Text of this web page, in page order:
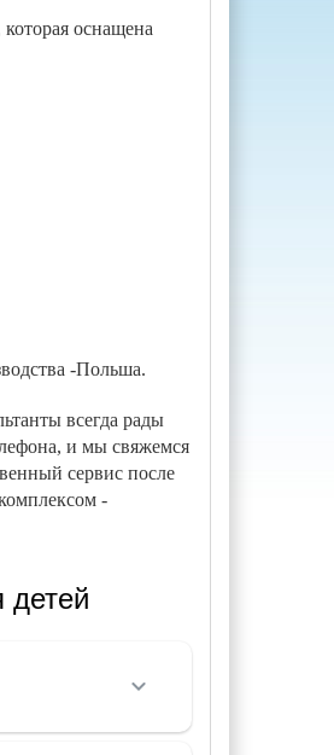
оснащена
-Польша.
всегда рады
и мы свяжемся
сервис после
-